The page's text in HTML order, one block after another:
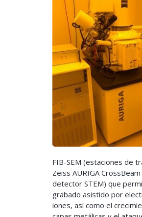
FIB-SEM (estaciones de
Zeiss AURIGA CrossBeam
detector STEM) que
grabado asistido por
iones, así como el